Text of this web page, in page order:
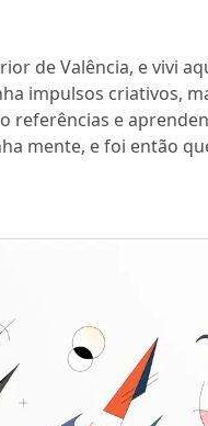
de Valência, e vivi
impulsos criativos,
referências e
mente, e foi então